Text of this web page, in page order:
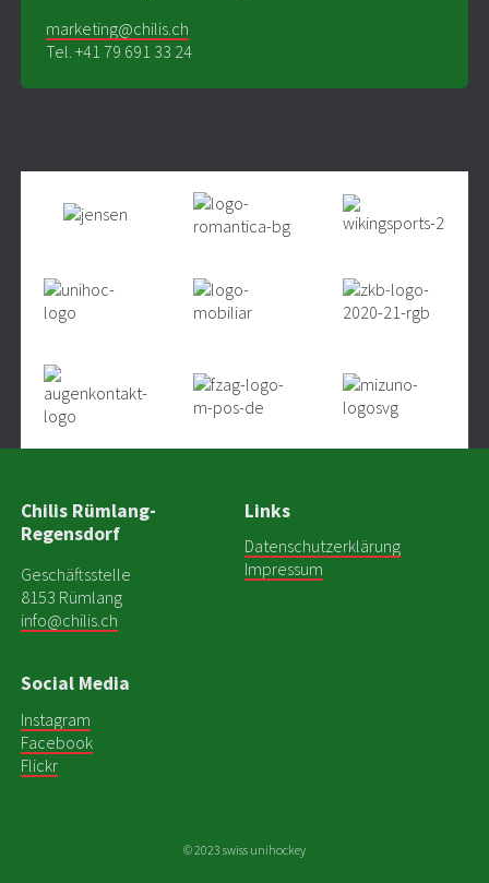
marketing@chilis.ch
Tel. +41 79 691 33 24
Chilis Rümlang-
Regensdorf
Geschäftsstelle
8153 Rümlang
info@chilis.ch
Links
Datenschutzerklärung
Impressum
Social Media
Instagram
Facebook
Flickr
© 2023 swiss unihockey